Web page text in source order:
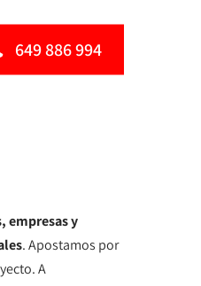
649 886 994
empresas y
. Apostamos por
A